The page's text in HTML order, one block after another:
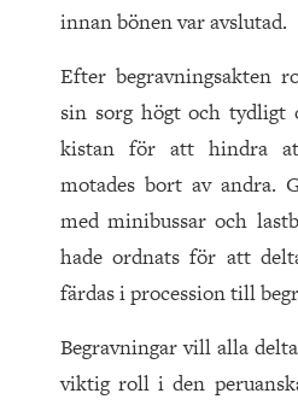
innan bönen var avslutad.
Efter begravningsakten
sin sorg högt och tydligt
kistan för att hindra
motades bort av andra.
med minibussar och
hade ordnats för att
färdas i procession till
Begravningar vill alla
viktig roll i den